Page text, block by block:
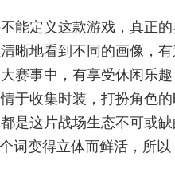
能定义这款游戏，真正的
晰地看到不同的画像，
赛事中，有享受休闲乐
于收集时装，打扮角色
是这片战场生态不可或
词变得立体而鲜活，所